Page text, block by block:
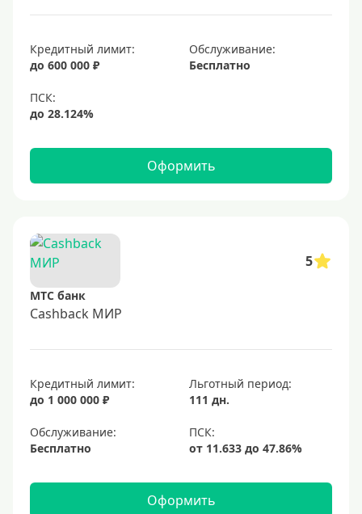
Кредитный лимит:
до 600 000 ₽
Обслуживание:
Бесплатно
Оформить
5
МТС банк
Cashback МИР
Кредитный лимит:
до 1 000 000 ₽
Льготный период:
111 дн.
Обслуживание:
Бесплатно
Оформить